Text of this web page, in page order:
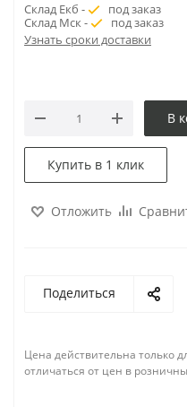
Склад Екб -
под заказ
Склад Мск -
под заказ
Узнать сроки доставки
В
Купить в 1 клик
Отложить
Поделиться
Цена действительна только
отличаться от цен в